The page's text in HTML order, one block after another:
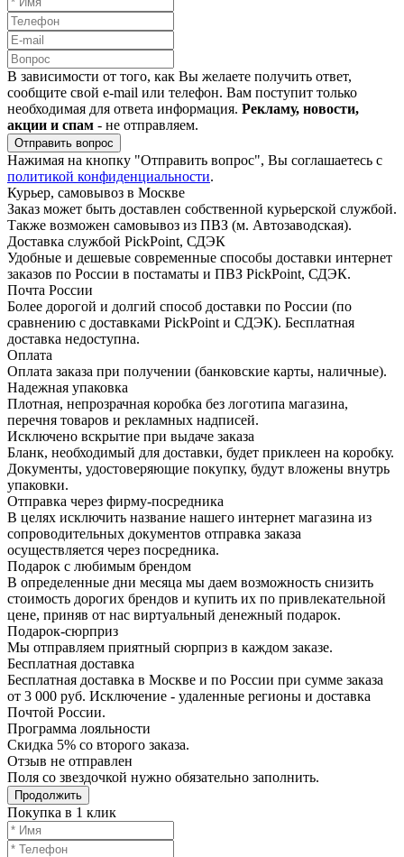
В зависимости от того, как Вы желаете получить ответ,
сообщите свой e-mail или телефон. Вам поступит только
необходимая для ответа информация. Рекламу, новости,
акции и спам - не отправляем.
Отправить вопрос
Нажимая на кнопку "Отправить вопрос", Вы соглашаетесь с
политикой конфиденциальности.
Курьер, самовывоз в Москве
Заказ может быть доставлен собственной курьерской службой.
Также возможен самовывоз из ПВЗ (м. Автозаводская).
Доставка службой PickPoint, СДЭК
Удобные и дешевые современные способы доставки интернет
заказов по России в постаматы и ПВЗ PickPoint, СДЭК.
Почта России
Более дорогой и долгий способ доставки по России (по
сравнению с доставками PickPoint и СДЭК). Бесплатная
доставка недоступна.
Оплата
Оплата заказа при получении (банковские карты, наличные).
Надежная упаковка
Плотная, непрозрачная коробка без логотипа магазина,
перечня товаров и рекламных надписей.
Исключено вскрытие при выдаче заказа
Бланк, необходимый для доставки, будет приклеен на коробку.
Документы, удостоверяющие покупку, будут вложены внутрь
упаковки.
Отправка через фирму-посредника
В целях исключить название нашего интернет магазина из
сопроводительных документов отправка заказа
осуществляется через посредника.
Подарок с любимым брендом
В определенные дни месяца мы даем возможность снизить
стоимость дорогих брендов и купить их по привлекательной
цене, приняв от нас виртуальный денежный подарок.
Подарoк-сюрприз
Мы отправляем приятный сюрприз в каждом заказе.
Бесплатная доставка
Бесплатная доставка в Москве и по России при сумме заказа
от 3 000 руб. Исключение - удаленные регионы и доставка
Почтой России.
Программа лояльности
Скидка 5% со второго заказа.
Отзыв не отправлен
Поля со звездочкой нужно обязательно заполнить.
Продолжить
Покупка в 1 клик